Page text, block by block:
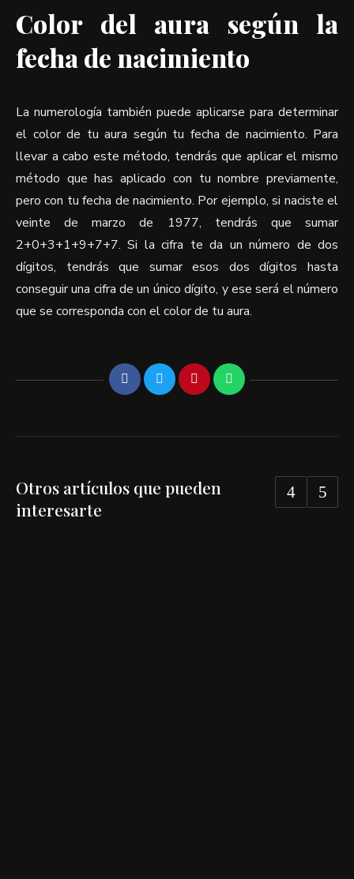
Color del aura según la
fecha de nacimiento
La numerología también puede aplicarse para determinar
el color de tu aura según tu fecha de nacimiento. Para
llevar a cabo este método, tendrás que aplicar el mismo
método que has aplicado con tu nombre previamente,
pero con tu fecha de nacimiento. Por ejemplo, si naciste el
veinte de marzo de 1977, tendrás que sumar
2+0+3+1+9+7+7. Si la cifra te da un número de dos
dígitos, tendrás que sumar esos dos dígitos hasta
conseguir una cifra de un único dígito, y ese será el número
que se corresponda con el color de tu aura.
Otros artículos que pueden
interesarte